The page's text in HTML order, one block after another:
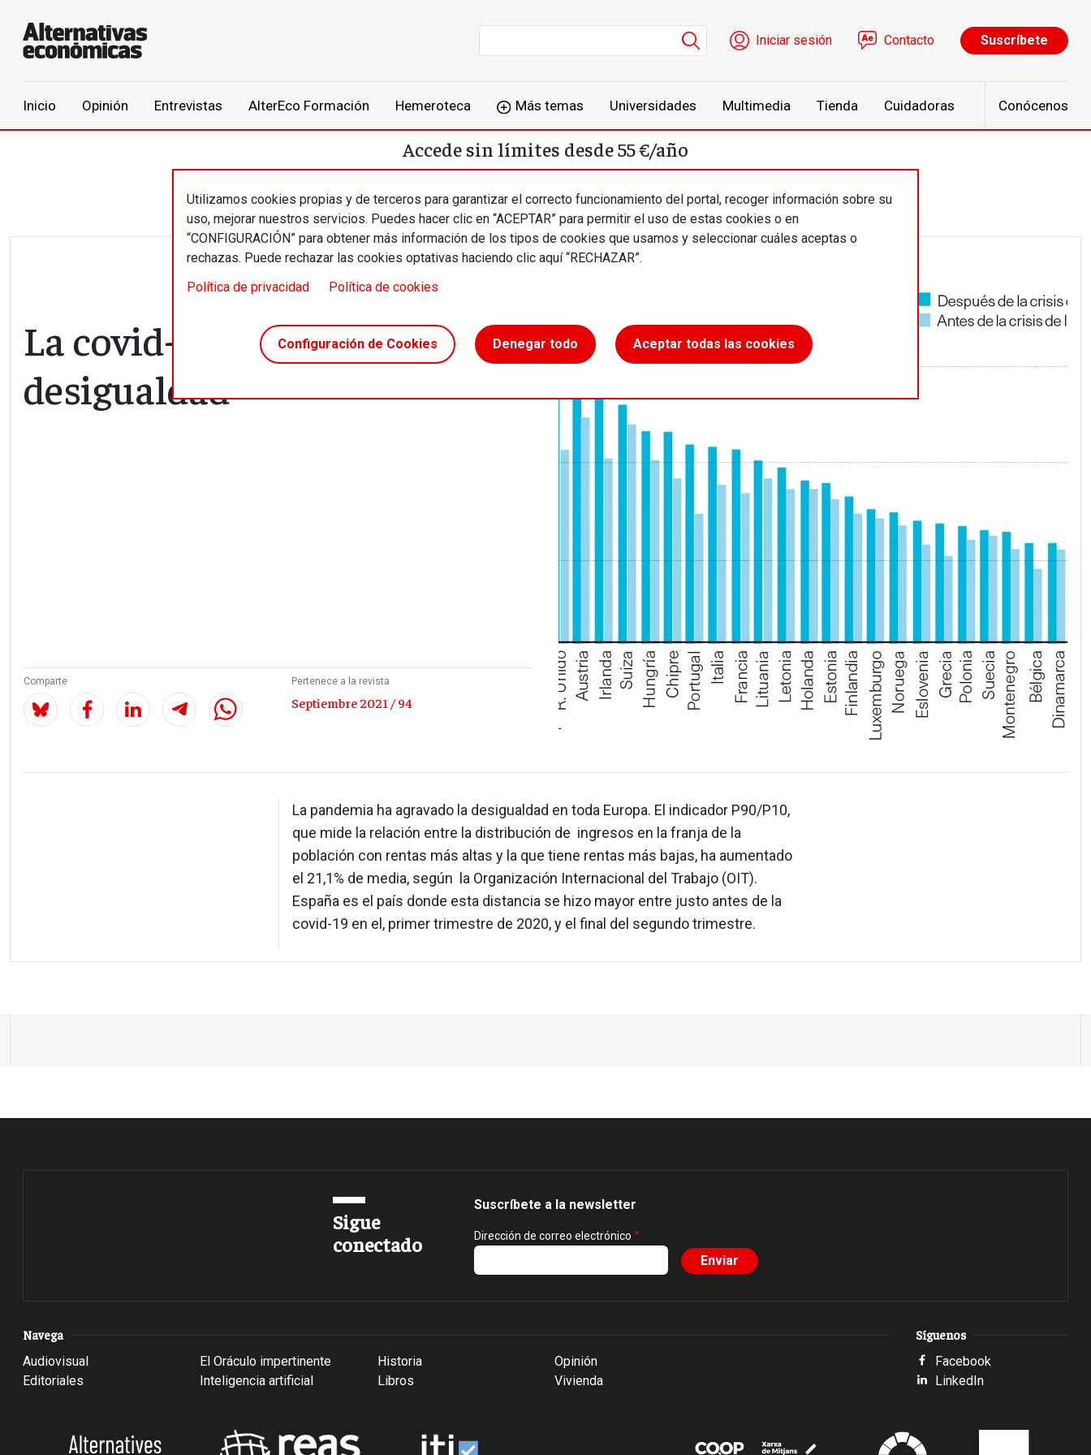
Menú de cuenta de usuario
Iniciar sesión Contacto Suscríbete
Inicio Opinión Entrevistas AlterEco Formación Hemeroteca Más temas Universidades Multimedia Tienda Cuidadoras Conócenos
Utilizamos cookies propias y de terceros para garantizar el correcto funcionamiento del portal, recoger información sobre su
uso, mejorar nuestros servicios. Puedes hacer clic en “ACEPTAR” para permitir el uso de estas cookies o en
“CONFIGURACIÓN” para obtener más información de los tipos de cookies que usamos y seleccionar cuáles aceptas o
rechazas. Puede rechazar las cookies optativas haciendo clic aquí “RECHAZAR”.
Política de privacidad
Política de cookies
Configuración de Cookies Denegar todo Aceptar todas las cookies
Accede sin límites desde 55 €/año
La covid-19 agrava la
desigualdad
Comparte Pertenece a la revista
Septiembre 2021 / 94
La pandemia ha agravado la desigualdad en toda Europa. El indicador P90/P10,
que mide la relación entre la distribución de ingresos en la franja de la
población con rentas más altas y la que tiene rentas más bajas, ha aumentado
el 21,1% de media, según la Organización Internacional del Trabajo (OIT).
España es el país donde esta distancia se hizo mayor entre justo antes de la
covid-19 en el, primer trimestre de 2020, y el final del segundo trimestre.
Sigue
conectado
Suscríbete a la newsletter
Dirección de correo electrónico
Navega
Audiovisual
Editoriales
El Oráculo impertinente
Inteligencia artificial
Historia
Libros
Opinión
Vivienda
Síguenos
Facebook
LinkedIn